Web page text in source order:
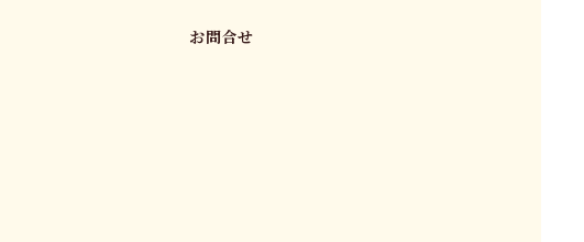
お問合せ